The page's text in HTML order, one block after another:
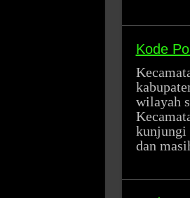
Kode
wilayah
kunjungi
dan